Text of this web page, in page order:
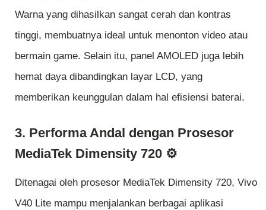
Warna yang dihasilkan sangat cerah dan kontras
tinggi, membuatnya ideal untuk menonton video atau
bermain game. Selain itu, panel AMOLED juga lebih
hemat daya dibandingkan layar LCD, yang
memberikan keunggulan dalam hal efisiensi baterai.
3. Performa Andal dengan Prosesor
MediaTek Dimensity 720 ⚙️
Ditenagai oleh prosesor MediaTek Dimensity 720, Vivo
V40 Lite mampu menjalankan berbagai aplikasi